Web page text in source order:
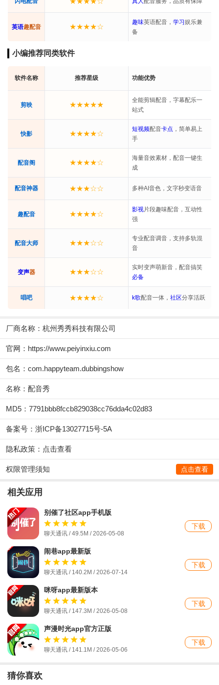
英语趣配音 ★★★★☆
趣味英语配音， 学习娱乐兼
备
小编推荐同类软件
软件名称 推荐星级 功能优势
剪映 ★★★★★
全能剪辑配音，字幕配乐一
站式
快影 ★★★★☆
短视频配音卡点 ，简单易上
手
配音阁 ★★★★☆
海量音效素材，配音一键生
成
配音神器 ★★★☆☆ 多种AI音色，文字秒变语音
趣配音 ★★★★☆
影视片段趣味配音，互动性
强
配音大师 ★★★☆☆
专业配音调音，支持多轨混
音
变声器 ★★★☆☆
实时变声萌新音，配音搞笑
必备
唱吧 ★★★★☆ k歌配音一体， 社区分享活跃
厂商名称： 杭州秀秀科技有限公司
官网： https://www.peiyinxiu.com
包名：com.happyteam.dubbingshow
名称：配音秀
MD5：7791bbb8fccb829038cc76dda4c02d83
备案号：浙ICP备13027715号-5A
隐私政策： 点击查看
权限管理须知 点击查看
相关应用
别催了社区app手机版
聊天通讯 / 49.5M / 2026-05-08
下载
闹巷app最新版
聊天通讯 / 140.2M / 2026-07-14
下载
咪呀app最新版本
聊天通讯 / 147.3M / 2026-05-08
下载
声漫时光app官方正版
聊天通讯 / 141.1M / 2026-05-06
下载
猜你喜欢